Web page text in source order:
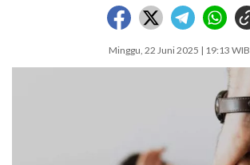
Minggu, 22 Juni 2025 | 19:13 WIB